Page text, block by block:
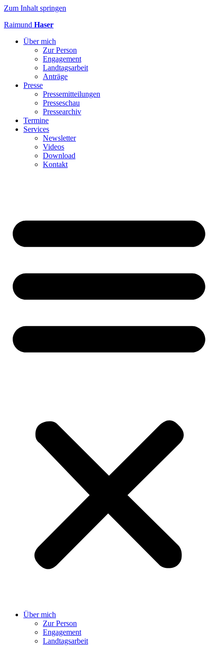
Zum Inhalt springen
Raimund Haser
Über mich
Zur Person
Engagement
Landtagsarbeit
Anträge
Presse
Pressemitteilungen
Presseschau
Pressearchiv
Termine
Services
Newsletter
Videos
Download
Kontakt
Über mich
Zur Person
Engagement
Landtagsarbeit